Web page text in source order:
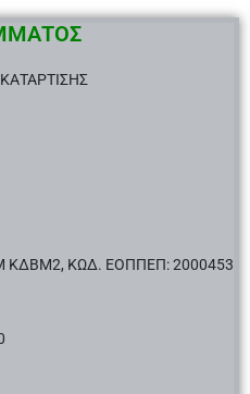
ΚΔΒΜ2, ΚΩΔ. ΕΟΠΠΕΠ: 2000453